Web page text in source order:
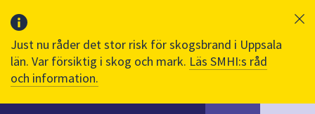
Just nu råder det stor risk för skogsbrand i Uppsala
län. Var försiktig i skog och mark. Läs SMHI:s råd
och information.